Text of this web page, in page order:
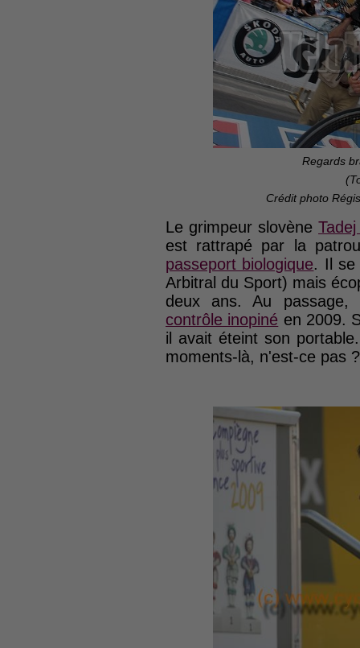
Regards
Crédit photo
Le grimpeur slovène
est rattrapé par la
passeport biologique. Il se
Arbitral du Sport) mais
deux ans. Au
contrôle inopiné en 2009.
il avait éteint son
moments-là, n'est-ce pas ?